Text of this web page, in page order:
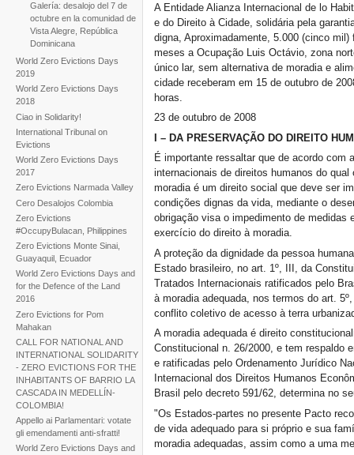
Galería: desalojo del 7 de
octubre en la comunidad de
Vista Alegre, República
Dominicana
World Zero Evictions Days
2019
World Zero Evictions Days
2018
Ciao in Solidarity!
International Tribunal on
Evictions
World Zero Evictions Days
2017
Zero Evictions Narmada Valley
Cero Desalojos Colombia
Zero Evictions
#OccupyBulacan, Philippines
Zero Evictions Monte Sinai,
Guayaquil, Ecuador
World Zero Evictions Days and
for the Defence of the Land
2016
Zero Evictions for Pom
Mahakan
CALL FOR NATIONAL AND
INTERNATIONAL SOLIDARITY
- ZERO EVICTIONS FOR THE
INHABITANTS OF BARRIO LA
CASCADA IN MEDELLÍN-
COLOMBIA!
Appello ai Parlamentari: votate
gli emendamenti anti-sfratti!
World Zero Evictions Days and
A Entidade Alianza Internacional de lo
e do Direito à Cidade, solidária pela
digna, Aproximadamente, 5.000 (cinco
meses a Ocupação Luis Octávio, zona
único lar, sem alternativa de moradia e
cidade receberam em 15 de outubro de
horas.
23 de outubro de 2008
I – DA PRESERVAÇÃO DO DIREITO
É importante ressaltar que de acordo com
internacionais de direitos humanos do
moradia é um direito social que deve ser
condições dignas da vida, mediante o
obrigação visa o impedimento de
exercício do direito à moradia.
A proteção da dignidade da pessoa
Estado brasileiro, no art. 1º, III, da
Tratados Internacionais ratificados pelo
à moradia adequada, nos termos do art.
conflito coletivo de acesso à terra
A moradia adequada é direito
Constitucional n. 26/2000, e tem respaldo
e ratificadas pelo Ordenamento Jurídico
Internacional dos Direitos Humanos
Brasil pelo decreto 591/62, determina no
"Os Estados-partes no presente Pacto
de vida adequado para si próprio e sua
moradia adequadas, assim como a uma